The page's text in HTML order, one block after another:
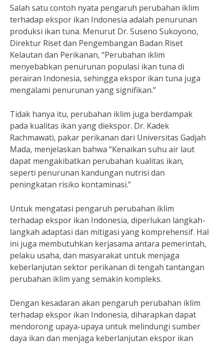
Salah satu contoh nyata pengaruh perubahan iklim
terhadap ekspor ikan Indonesia adalah penurunan
produksi ikan tuna. Menurut Dr. Suseno Sukoyono,
Direktur Riset dan Pengembangan Badan Riset
Kelautan dan Perikanan, “Perubahan iklim
menyebabkan penurunan populasi ikan tuna di
perairan Indonesia, sehingga ekspor ikan tuna juga
mengalami penurunan yang signifikan.”
Tidak hanya itu, perubahan iklim juga berdampak
pada kualitas ikan yang diekspor. Dr. Kadek
Rachmawati, pakar perikanan dari Universitas Gadjah
Mada, menjelaskan bahwa “Kenaikan suhu air laut
dapat mengakibatkan perubahan kualitas ikan,
seperti penurunan kandungan nutrisi dan
peningkatan risiko kontaminasi.”
Untuk mengatasi pengaruh perubahan iklim
terhadap ekspor ikan Indonesia, diperlukan langkah-
langkah adaptasi dan mitigasi yang komprehensif. Hal
ini juga membutuhkan kerjasama antara pemerintah,
pelaku usaha, dan masyarakat untuk menjaga
keberlanjutan sektor perikanan di tengah tantangan
perubahan iklim yang semakin kompleks.
Dengan kesadaran akan pengaruh perubahan iklim
terhadap ekspor ikan Indonesia, diharapkan dapat
mendorong upaya-upaya untuk melindungi sumber
daya ikan dan menjaga keberlanjutan ekspor ikan